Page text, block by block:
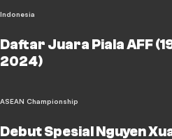
Indonesia
Daftar Juara Piala AFF
2024)
ASEAN Championship
Debut Spesial Nguyen